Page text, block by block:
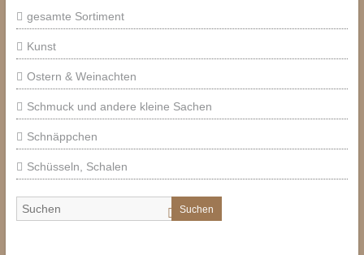
gesamte Sortiment
Kunst
Ostern & Weinachten
Schmuck und andere kleine Sachen
Schnäppchen
Schüsseln, Schalen
Suchen